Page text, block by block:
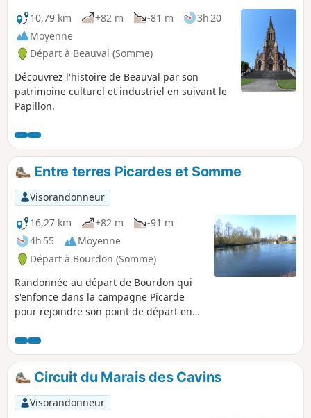
10,79 km
+82 m -81 m
3h 20
Moyenne
Départ à Beauval (Somme)
Découvrez l'histoire de Beauval par son
patrimoine culturel et industriel en suivant le
Papillon.
Entre terres Picardes et Somme
Visorandonneur
16,27 km
+82 m
-91 m
4h 55
Moyenne
Départ à Bourdon (Somme)
Randonnée au départ de Bourdon qui
s'enfonce dans la campagne Picarde
pour rejoindre son point de départ en
Circuit du Marais des Cavins
Visorandonneur